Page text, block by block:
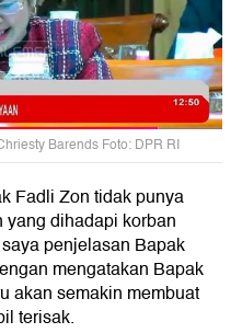
Barends Foto: DPR RI
Fadli Zon tidak punya
dihadapi korban
penjelasan Bapak
mengatakan Bapak
akan semakin membuat
terisak.